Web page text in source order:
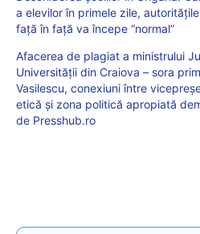
a elevilor în primele zile,
față în față va începe “normal”
Afacerea de plagiat a ministrului
Universității din Craiova – sora
Vasilescu, conexiuni între
etică și zona politică apropiată
de Presshub.ro